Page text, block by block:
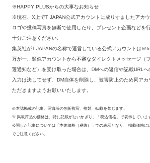
※HAPPY PLUSからの大事なお知らせ
※現在、X上でT JAPAN公式アカウントに成りすましたアカウ
ロゴや投稿写真を無断で使用したり、プレゼント企画などを
十分ご注意ください。
集英社がT JAPANの名称で運営している公式アカウントは＠
万が一、類似アカウントから不審なダイレクトメッセージ（
選通知など）を受け取った場合は、DMへの返信や記載URL
入力は決してせず、DM自体を削除し、被害防止のため同ア
ただきますようお願いいたします。
※本誌掲載の記事、写真等の無断複写、複製、転載を禁じます。
※ 掲載商品の価格は、特に記載がないかぎり、「税込価格」で表示していま
公開した記事については「本体価格（税抜）」での表示となり、 掲載価格に
でご注意ください。